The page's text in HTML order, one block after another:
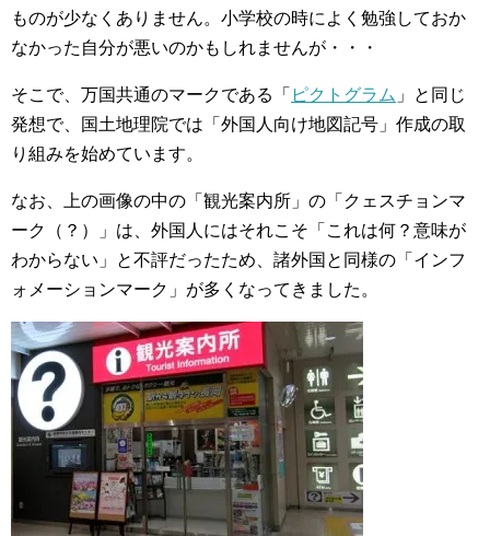
ものが少なくありません。小学校の時によく勉強しておか
なかった自分が悪いのかもしれませんが・・・
そこで、万国共通のマークである「 ピクトグラム 」と同じ
発想で、国土地理院では「外国人向け地図記号」作成の取
り組みを始めています。
なお、上の画像の中の「観光案内所」の「クェスチョンマ
ーク（？）」は、外国人にはそれこそ「これは何？意味が
わからない」と不評だったため、諸外国と同様の「インフ
ォメーションマーク」が多くなってきました。